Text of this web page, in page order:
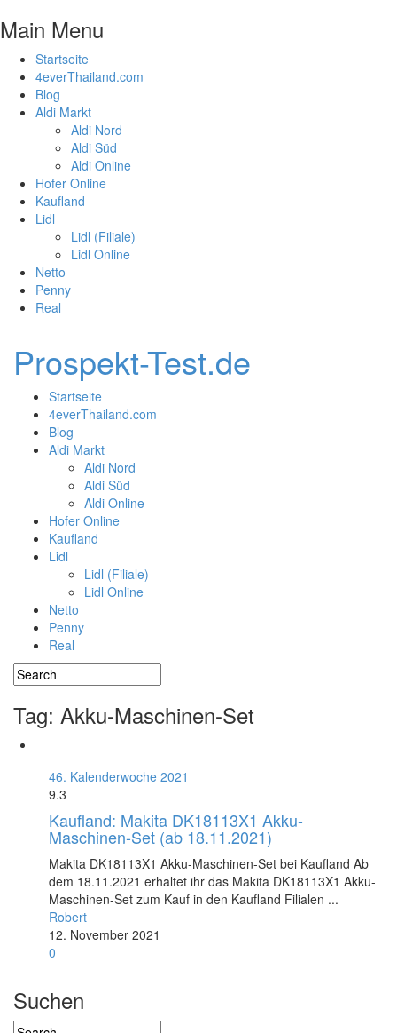
Main Menu
Startseite
4everThailand.com
Blog
Aldi Markt
Aldi Nord
Aldi Süd
Aldi Online
Hofer Online
Kaufland
Lidl
Lidl (Filiale)
Lidl Online
Netto
Penny
Real
Prospekt-Test.de
Startseite
4everThailand.com
Blog
Aldi Markt
Aldi Nord
Aldi Süd
Aldi Online
Hofer Online
Kaufland
Lidl
Lidl (Filiale)
Lidl Online
Netto
Penny
Real
Tag: Akku-Maschinen-Set
46. Kalenderwoche 2021
9.3
Kaufland: Makita DK18113X1 Akku-
Maschinen-Set (ab 18.11.2021)
Makita DK18113X1 Akku-Maschinen-Set bei Kaufland Ab
dem 18.11.2021 erhaltet ihr das Makita DK18113X1 Akku-
Maschinen-Set zum Kauf in den Kaufland Filialen ...
Robert
12. November 2021
0
Suchen